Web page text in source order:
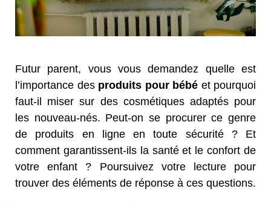
Futur parent, vous vous demandez quelle est
l’importance des produits pour bébé et pourquoi
faut-il miser sur des cosmétiques adaptés pour
les nouveau-nés. Peut-on se procurer ce genre
de produits en ligne en toute sécurité ? Et
comment garantissent-ils la santé et le confort de
votre enfant ? Poursuivez votre lecture pour
trouver des éléments de réponse à ces questions.